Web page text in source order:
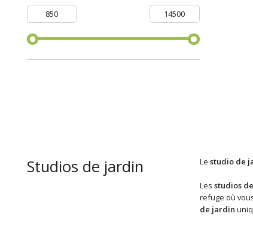
Studios de jardin Le studio de
Les studios
refuge où
de jardin